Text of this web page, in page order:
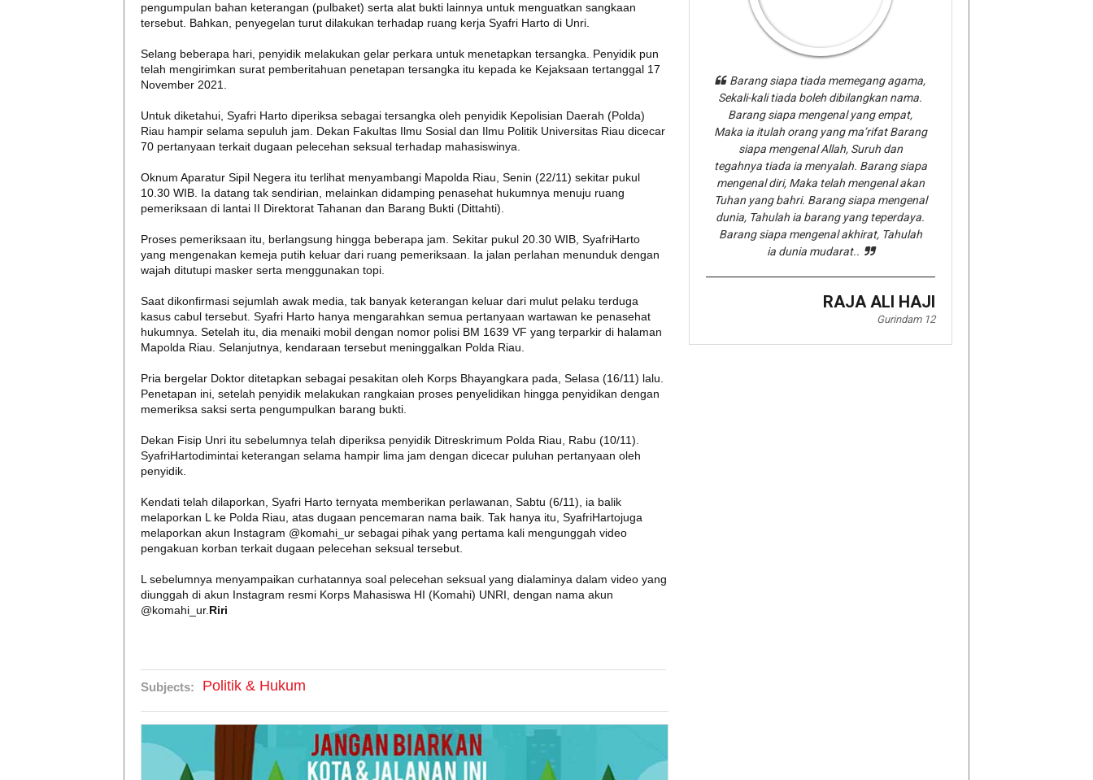
pengumpulan bahan keterangan (pulbaket) serta alat bukti lainnya untuk menguatkan sangkaan
tersebut. Bahkan, penyegelan turut dilakukan terhadap ruang kerja Syafri Harto di Unri.
Selang beberapa hari, penyidik melakukan gelar perkara untuk menetapkan tersangka. Penyidik pun
telah mengirimkan surat pemberitahuan penetapan tersangka itu kepada ke Kejaksaan tertanggal 17
November 2021.
Untuk diketahui, Syafri Harto diperiksa sebagai tersangka oleh penyidik Kepolisian Daerah (Polda)
Riau hampir selama sepuluh jam. Dekan Fakultas Ilmu Sosial dan Ilmu Politik Universitas Riau dicecar
70 pertanyaan terkait dugaan pelecehan seksual terhadap mahasiswinya.
Oknum Aparatur Sipil Negera itu terlihat menyambangi Mapolda Riau, Senin (22/11) sekitar pukul
10.30 WIB. Ia datang tak sendirian, melainkan didamping penasehat hukumnya menuju ruang
pemeriksaan di lantai II Direktorat Tahanan dan Barang Bukti (Dittahti).
Proses pemeriksaan itu, berlangsung hingga beberapa jam. Sekitar pukul 20.30 WIB, SyafriHarto
yang mengenakan kemeja putih keluar dari ruang pemeriksaan. Ia jalan perlahan menunduk dengan
wajah ditutupi masker serta menggunakan topi.
Saat dikonfirmasi sejumlah awak media, tak banyak keterangan keluar dari mulut pelaku terduga
kasus cabul tersebut. Syafri Harto hanya mengarahkan semua pertanyaan wartawan ke penasehat
hukumnya. Setelah itu, dia menaiki mobil dengan nomor polisi BM 1639 VF yang terparkir di halaman
Mapolda Riau. Selanjutnya, kendaraan tersebut meninggalkan Polda Riau.
Pria bergelar Doktor ditetapkan sebagai pesakitan oleh Korps Bhayangkara pada, Selasa (16/11) lalu.
Penetapan ini, setelah penyidik melakukan rangkaian proses penyelidikan hingga penyidikan dengan
memeriksa saksi serta pengumpulkan barang bukti.
Dekan Fisip Unri itu sebelumnya telah diperiksa penyidik Ditreskrimum Polda Riau, Rabu (10/11).
SyafriHartodimintai keterangan selama hampir lima jam dengan dicecar puluhan pertanyaan oleh
penyidik.
Kendati telah dilaporkan, Syafri Harto ternyata memberikan perlawanan, Sabtu (6/11), ia balik
melaporkan L ke Polda Riau, atas dugaan pencemaran nama baik. Tak hanya itu, SyafriHartojuga
melaporkan akun Instagram @komahi_ur sebagai pihak yang pertama kali mengunggah video
pengakuan korban terkait dugaan pelecehan seksual tersebut.
L sebelumnya menyampaikan curhatannya soal pelecehan seksual yang dialaminya dalam video yang
diunggah di akun Instagram resmi Korps Mahasiswa HI (Komahi) UNRI, dengan nama akun
@komahi_ur. Riri
Subjects: Politik & Hukum
Barang siapa tiada memegang agama,
Sekali-kali tiada boleh dibilangkan nama.
Barang siapa mengenal yang empat,
Maka ia itulah orang yang ma’rifat Barang
siapa mengenal Allah, Suruh dan
tegahnya tiada ia menyalah. Barang siapa
mengenal diri, Maka telah mengenal akan
Tuhan yang bahri. Barang siapa mengenal
dunia, Tahulah ia barang yang teperdaya.
Barang siapa mengenal akhirat, Tahulah
ia dunia mudarat..
RAJA ALI HAJI
Gurindam 12